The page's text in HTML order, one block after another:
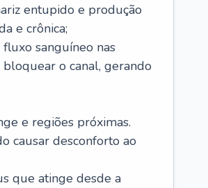
entupido e produção
e crônica;
sanguíneo nas
o canal, gerando
e regiões próximas.
causar desconforto ao
que atinge desde a